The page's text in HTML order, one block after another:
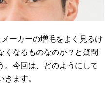
ーカーの増毛をよく見るけ
くなるものなのか？と疑問
。今回は、どのようにして
ます。